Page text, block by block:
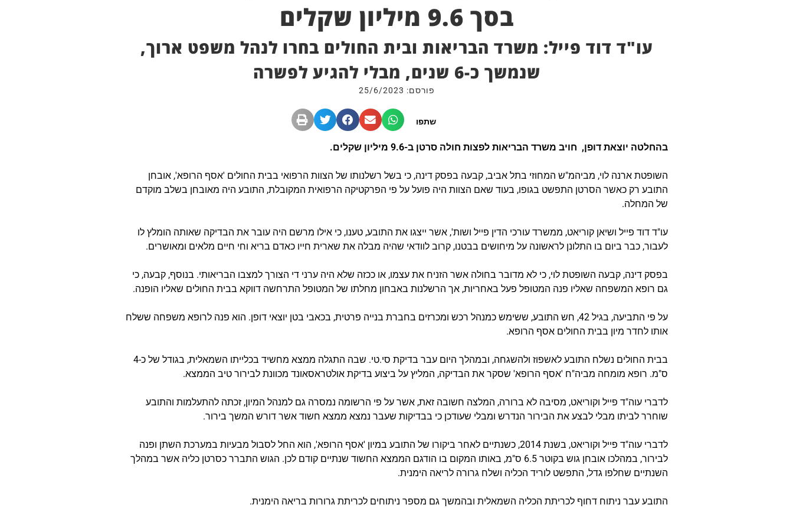
בסך 9.6 מיליון שקלים
עו"ד דוד פייל: משרד הבריאות ובית החולים בחרו לנהל משפט ארוך,
שנמשך כ-6 שנים, מבלי להגיע לפשרה
פורסם: 25/6/2023
שתפו
בהחלטה יוצאת דופן, חויב משרד הבריאות לפצות חולה סרטן ב-9.6 מיליון שקלים.
השופטת ארנה לוי, מביהמ"ש המחוזי בתל אביב, קבעה בפסק דינה, כי בשל רשלנותו של הצוות הרפואי בבית החולים 'אסף הרופא', אובחן
התובע רק כאשר הסרטן התפשט בגופו, בעוד שאם הצוות היה פועל על פי הפרקטיקה הרפואית המקובלת, התובע היה מאובחן בשלב מוקדם
של המחלה.
עו"ד דוד פייל ושיאן קוריאט, ממשרד עורכי הדין פייל ושות', אשר ייצגו את התובע, טענו, כי אילו מרשם היה עובר את הבדיקה שאותה הומלץ לו
לעבור, כבר ביום בו התלונן לראשונה על מיחושים בבטנו, קרוב לוודאי שהיה מבלה את שארית חייו כאדם בריא וחי חיים מלאים ומאושרים.
בפסק דינה, קבעה השופטת לוי, כי לא מדובר בחולה אשר הזניח את עצמו, או ככזה שלא היה ערני די הצורך למצבו הבריאותי. בנוסף, קבעה, כי
גם רופא המשפחה שאליו פנה המטופל פעל באחריות, אך הרשלנות באבחון מחלתו של המטופל התרחשה דווקא בבית החולים שאליו הופנה.
על פי התביעה, בגיל 42, חש התובע, ששימש כמנהל רכש ומכרזים בחברת בנייה פרטית, בכאבי בטן יוצאי דופן. הוא פנה לרופא משפחה ששלח
אותו לחדר מיון בבית החולים אסף הרופא.
בבית החולים נשלח התובע לאשפוז ולהשגחה, ובמהלך היום עבר בדיקת סי.טי. שבה התגלה ממצא מחשיד בכלייתו השמאלית, בגודל של כ-4
ס"מ. רופא מומחה מביה"ח 'אסף הרופא' שסקר את הבדיקה, המליץ על ביצוע בדיקת אולטראסאונד מכוונת לבירור טיב הממצא.
לדברי עוה"ד פייל וקוריאט, מסיבה לא ברורה, המלצה חשובה זאת, אשר על פי הרשומה נמסרה גם למנהל המיון, זכתה להתעלמות והתובע
שוחרר לביתו מבלי לבצע את הבירור הנדרש ומבלי שעודכן כי בבדיקות שעבר נמצא ממצא חשוד אשר דורש המשך בירור.
לדברי עוה"ד פייל וקוריאט, בשנת 2014, כשנתיים לאחר ביקורו של התובע במיון 'אסף הרופא', הוא החל לסבול מבעיות במערכת השתן ופנה
לבירור, במהלכו אובחן גוש בקוטר 6.5 ס"מ, באותו המקום בו הודגם הממצא החשוד שנתיים קודם לכן. הגוש התברר כסרטן כליה אשר במהלך
השנתיים שחלפו גדל, התפשט לוריד הכליה ושלח גרורה לריאה הימנית.
התובע עבר ניתוח דחוף לכריתת הכליה השמאלית ובהמשך גם מספר ניתוחים לכריתת גרורות בריאה הימנית.